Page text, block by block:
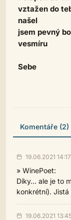
vztažen do
našel
jsem pevný
vesmíru
Sebe
Komentáře (2)
19.06.2021 14:17
» WinePoet:
Díky... ale je to
konkrétní).
19.06.2021